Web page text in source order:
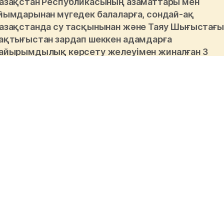
мүгедек балаларға, сондай-ақ
су тасқынынан және Таяу Шығыстағы
зардап шеккен адамдарға
көрсету желеуімен жиналған 3